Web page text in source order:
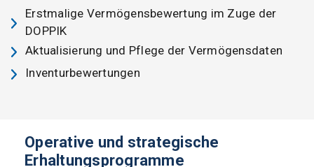
Erstmalige Vermögensbewertung im Zuge der
DOPPIK
Aktualisierung und Pflege der Vermögensdaten
Inventurbewertungen
Operative und strategische
Erhaltungsprogramme